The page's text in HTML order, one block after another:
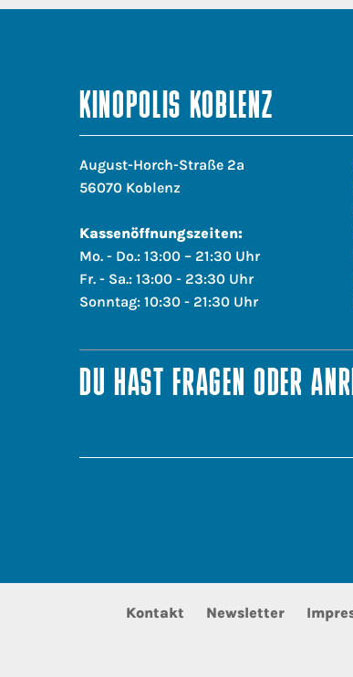
KINOPOLIS KOBLENZ
August-Horch-Straße 2a
56070 Koblenz
Kassenöffnungszeiten:
Mo. - Do.: 13:00 – 21:30 Uhr
Fr. - Sa.: 13:00 - 23:30 Uhr
Sonntag: 10:30 - 21:30 Uhr
DU HAST FRAGEN ODER
Kontakt Newsletter